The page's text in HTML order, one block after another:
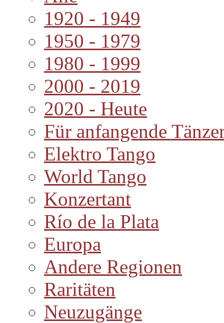
1920 - 1949
1950 - 1979
1980 - 1999
2000 - 2019
2020 - Heute
Für anfangende
Elektro Tango
World Tango
Konzertant
Río de la Plata
Europa
Andere Regionen
Raritäten
Neuzugänge